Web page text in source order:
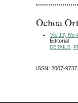
Ochoa
Vol 13, No
Editorial
DETAILS
ISSN: 2007-9737